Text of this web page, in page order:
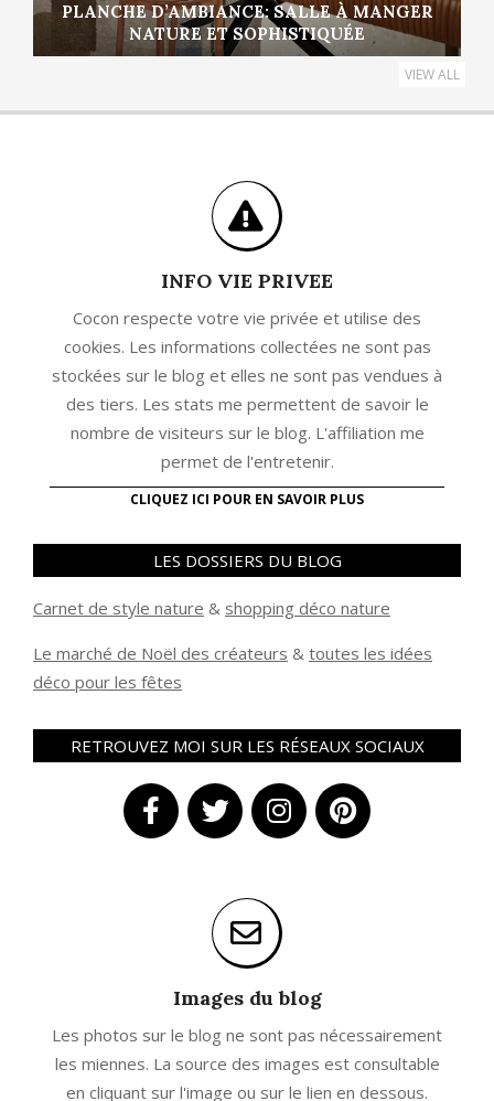
PLANCHE D’AMBIANCE: SALLE À MANGER
NATURE ET SOPHISTIQUÉE
VIEW ALL
INFO VIE PRIVEE
Cocon respecte votre vie privée et utilise des
cookies. Les informations collectées ne sont pas
stockées sur le blog et elles ne sont pas vendues à
des tiers. Les stats me permettent de savoir le
nombre de visiteurs sur le blog. L'affiliation me
permet de l'entretenir.
CLIQUEZ ICI POUR EN SAVOIR PLUS
LES DOSSIERS DU BLOG
Carnet de style nature & shopping déco nature
Le marché de Noël des créateurs & toutes les idées
déco pour les fêtes
RETROUVEZ MOI SUR LES RÉSEAUX SOCIAUX
Images du blog
Les photos sur le blog ne sont pas nécessairement
les miennes. La source des images est consultable
en cliquant sur l'image ou sur le lien en dessous.